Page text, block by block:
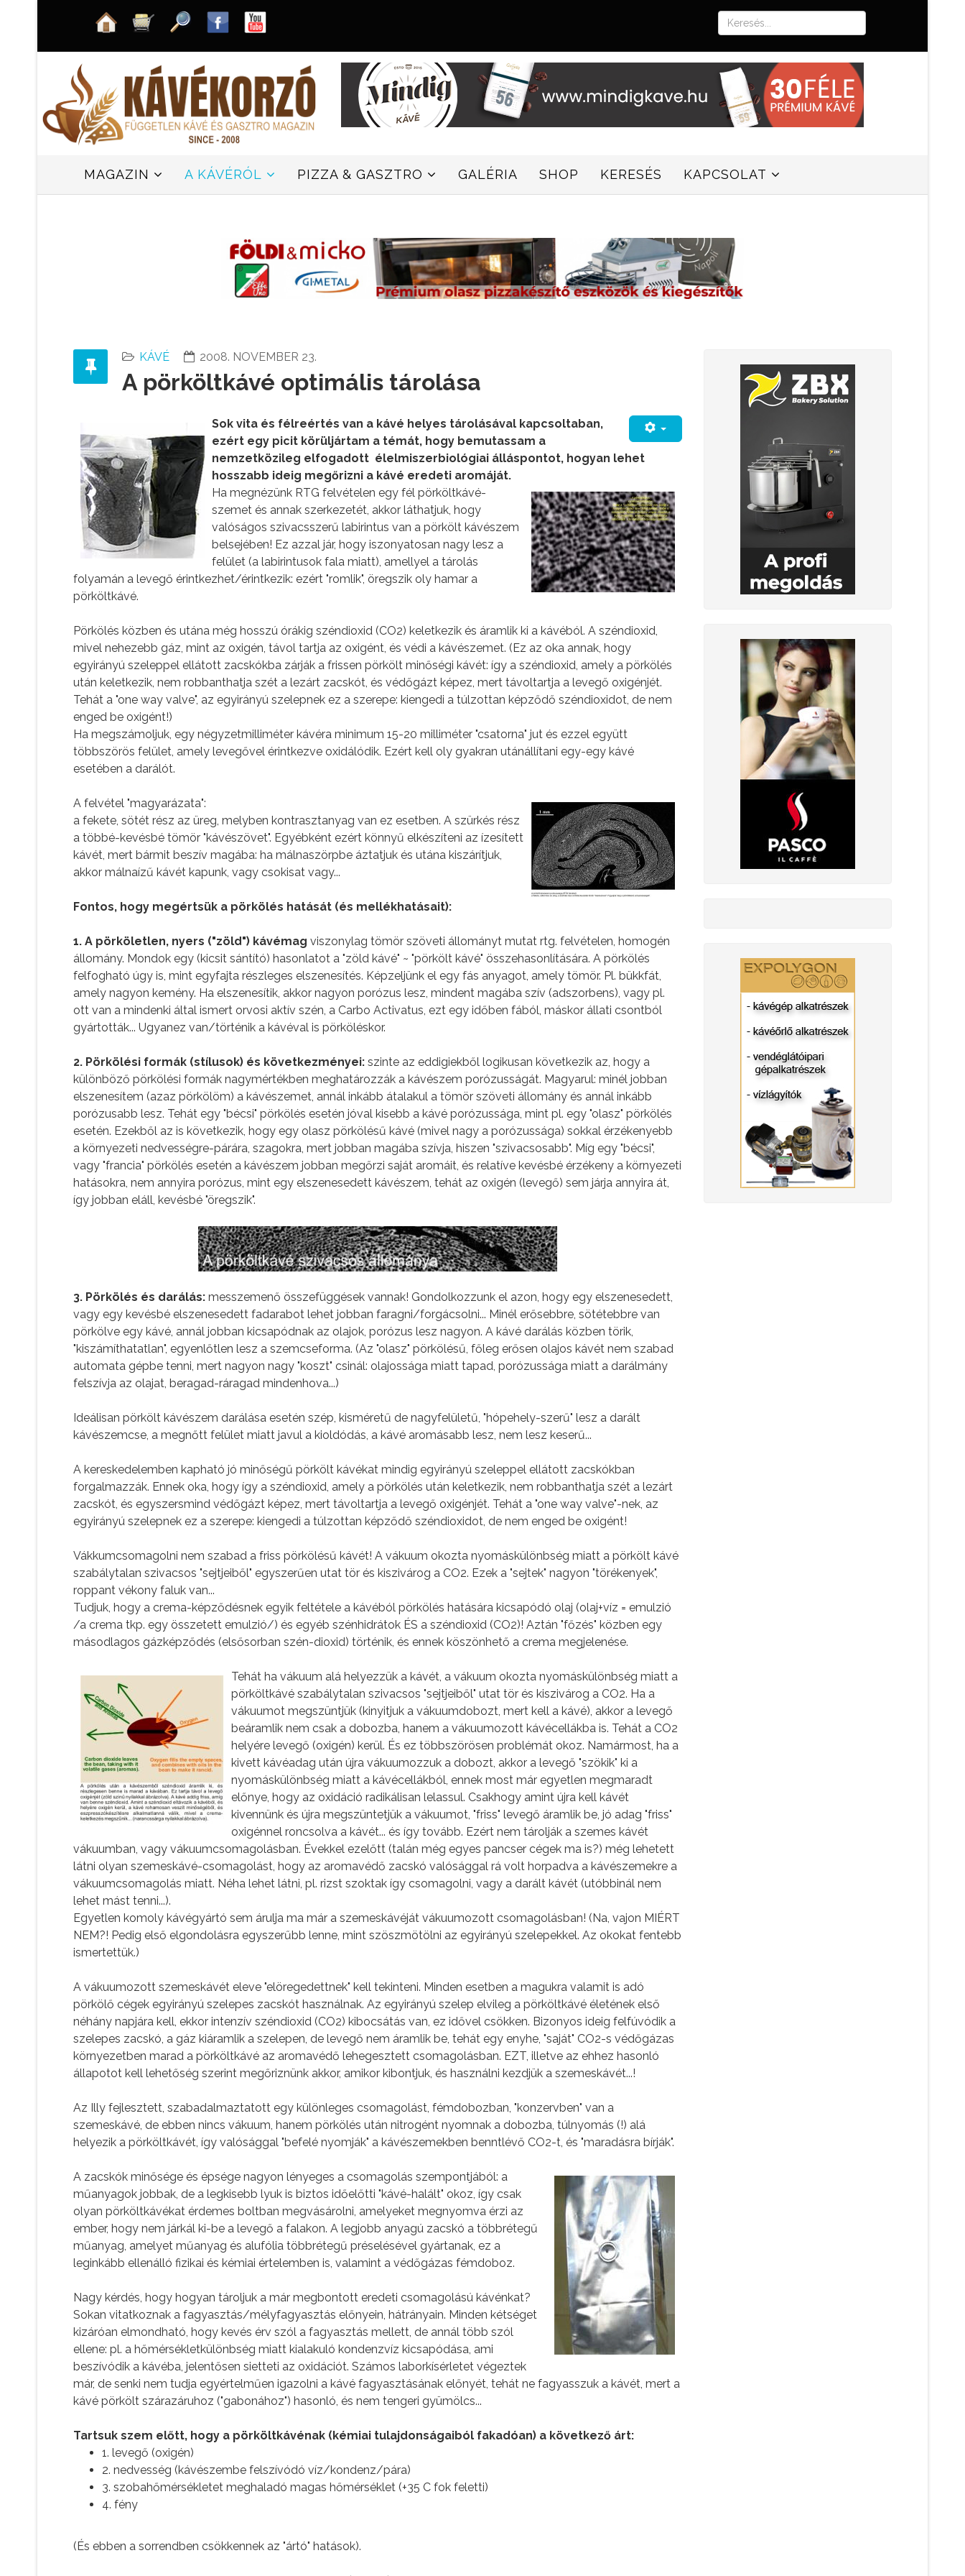
MAGAZIN A KÁVÉRÓL PIZZA & GASZTRO GALÉRIA SHOP KERESÉS KAPCSOLAT
KÁVÉ 2008. NOVEMBER 23.
A pörköltkávé optimális tárolása
Sok vita és félreértés van a kávé helyes tárolásával kapcsoltaban,
ezért egy picit körüljártam a témát, hogy bemutassam a
nemzetközileg elfogadott élelmiszerbiológiai álláspontot, hogyan lehet
hosszabb ideig megőrizni a kávé eredeti aromáját.
Ha megnézünk RTG felvételen egy fél pörköltkávé-
szemet és annak szerkezetét, akkor láthatjuk, hogy
valóságos szivacsszerű labirintus van a pörkölt kávészem
belsejében! Ez azzal jár, hogy iszonyatosan nagy lesz a
felület (a labirintusok fala miatt), amellyel a tárolás
folyamán a levegő érintkezhet/érintkezik: ezért "romlik", öregszik oly hamar a
pörköltkávé.
Pörkölés közben és utána még hosszú órákig széndioxid (CO2) keletkezik és áramlik ki a kávéból. A széndioxid,
mivel nehezebb gáz, mint az oxigén, távol tartja az oxigént, és védi a kávészemet. (Ez az oka annak, hogy
egyirányú szeleppel ellátott zacskókba zárják a frissen pörkölt minőségi kávét: így a széndioxid, amely a pörkölés
után keletkezik, nem robbanthatja szét a lezárt zacskót, és védőgázt képez, mert távoltartja a levegő oxigénjét.
Tehát a "one way valve", az egyirányú szelepnek ez a szerepe: kiengedi a túlzottan képződő széndioxidot, de nem
enged be oxigént!)
Ha megszámoljuk, egy négyzetmilliméter kávéra minimum 15-20 milliméter "csatorna" jut és ezzel együtt
többszörös felület, amely levegővel érintkezve oxidálódik. Ezért kell oly gyakran utánállítani egy-egy kávé
esetében a darálót.
A felvétel "magyarázata":
a fekete, sötét rész az üreg, melyben kontrasztanyag van ez esetben. A szürkés rész
a többé-kevésbé tömör "kávészövet". Egyébként ezért könnyű elkészíteni az ízesített
kávét, mert bármit beszív magába: ha málnaszörpbe áztatjuk és utána kiszárítjuk,
akkor málnaízű kávét kapunk, vagy csokisat vagy...
Fontos, hogy megértsük a pörkölés hatását (és mellékhatásait):
1. A pörköletlen, nyers ("zöld") kávémag viszonylag tömör szöveti állományt mutat rtg. felvételen, homogén
állomány. Mondok egy (kicsit sántító) hasonlatot a "zöld kávé" ~ "pörkölt kávé" összehasonlítására. A pörkölés
felfogható úgy is, mint egyfajta részleges elszenesítés. Képzeljünk el egy fás anyagot, amely tömör. Pl. bükkfát,
amely nagyon kemény. Ha elszenesítik, akkor nagyon porózus lesz, mindent magába szív (adszorbens), vagy pl.
ott van a mindenki által ismert orvosi aktív szén, a Carbo Activatus, ezt egy időben fából, máskor állati csontból
gyártották... Ugyanez van/történik a kávéval is pörköléskor.
2. Pörkölési formák (stílusok) és következményei: szinte az eddigiekből logikusan következik az, hogy a
különböző pörkölési formák nagymértékben meghatározzák a kávészem porózusságát. Magyarul: minél jobban
elszenesítem (azaz pörkölöm) a kávészemet, annál inkább átalakul a tömör szöveti állomány és annál inkább
porózusabb lesz. Tehát egy "bécsi" pörkölés esetén jóval kisebb a kávé porózussága, mint pl. egy "olasz" pörkölés
esetén. Ezekből az is következik, hogy egy olasz pörkölésű kávé (mivel nagy a porózussága) sokkal érzékenyebb
a környezeti nedvességre-párára, szagokra, mert jobban magába szívja, hiszen "szivacsosabb". Míg egy "bécsi",
vagy "francia" pörkölés esetén a kávészem jobban megőrzi saját aromáit, és relatíve kevésbé érzékeny a környezeti
hatásokra, nem annyira porózus, mint egy elszenesedett kávészem, tehát az oxigén (levegő) sem járja annyira át,
így jobban eláll, kevésbé "öregszik".
3. Pörkölés és darálás: messzemenő összefüggések vannak! Gondolkozzunk el azon, hogy egy elszenesedett,
vagy egy kevésbé elszenesedett fadarabot lehet jobban faragni/forgácsolni... Minél erősebbre, sötétebbre van
pörkölve egy kávé, annál jobban kicsapódnak az olajok, porózus lesz nagyon. A kávé darálás közben törik,
"kiszámíthatatlan", egyenlőtlen lesz a szemcseforma. (Az "olasz" pörkölésű, főleg erősen olajos kávét nem szabad
automata gépbe tenni, mert nagyon nagy "koszt" csinál: olajossága miatt tapad, porózussága miatt a darálmány
felszívja az olajat, beragad-ráragad mindenhova...)
Ideálisan pörkölt kávészem darálása esetén szép, kisméretű de nagyfelületű, "hópehely-szerű" lesz a darált
kávészemcse, a megnőtt felület miatt javul a kioldódás, a kávé aromásabb lesz, nem lesz keserű...
A kereskedelemben kapható jó minőségű pörkölt kávékat mindig egyirányú szeleppel ellátott zacskókban
forgalmazzák. Ennek oka, hogy így a széndioxid, amely a pörkölés után keletkezik, nem robbanthatja szét a lezárt
zacskót, és egyszersmind védőgázt képez, mert távoltartja a levegő oxigénjét. Tehát a "one way valve"-nek, az
egyirányú szelepnek ez a szerepe: kiengedi a túlzottan képződő széndioxidot, de nem enged be oxigént!
Vákkumcsomagolni nem szabad a friss pörkölésű kávét! A vákuum okozta nyomáskülönbség miatt a pörkölt kávé
szabálytalan szivacsos "sejtjeiből" egyszerűen utat tör és kiszivárog a CO2. Ezek a "sejtek" nagyon "törékenyek",
roppant vékony faluk van...
Tudjuk, hogy a crema-képződésnek egyik feltétele a kávéból pörkölés hatására kicsapódó olaj (olaj+víz = emulzió
/a crema tkp. egy összetett emulzió/) és egyéb szénhidrátok ÉS a széndioxid (CO2)! Aztán "főzés" közben egy
másodlagos gázképződés (elsősorban szén-dioxid) történik, és ennek köszönhető a crema megjelenése.
Tehát ha vákuum alá helyezzük a kávét, a vákuum okozta nyomáskülönbség miatt a
pörköltkávé szabálytalan szivacsos "sejtjeiből" utat tör és kiszivárog a CO2. Ha a
vákuumot megszüntjük (kinyitjuk a vákuumdobozt, mert kell a kávé), akkor a levegő
beáramlik nem csak a dobozba, hanem a vákuumozott kávécellákba is. Tehát a CO2
helyére levegő (oxigén) kerül. És ez többszörösen problémát okoz. Namármost, ha a
kivett kávéadag után újra vákuumozzuk a dobozt, akkor a levegő "szökik" ki a
nyomáskülönbség miatt a kávécellákból, ennek most már egyetlen megmaradt
előnye, hogy az oxidáció radikálisan lelassul. Csakhogy amint újra kell kávét
kivennünk és újra megszüntetjük a vákuumot, "friss" levegő áramlik be, jó adag "friss"
oxigénnel roncsolva a kávét... és így tovább. Ezért nem tárolják a szemes kávét
vákuumban, vagy vákuumcsomagolásban. Évekkel ezelőtt (talán még egyes pancser cégek ma is?) még lehetett
látni olyan szemeskávé-csomagolást, hogy az aromavédő zacskó valósággal rá volt horpadva a kávészemekre a
vákuumcsomagolás miatt. Néha lehet látni, pl. rizst szoktak így csomagolni, vagy a darált kávét (utóbbinál nem
lehet mást tenni...).
Egyetlen komoly kávégyártó sem árulja ma már a szemeskávéját vákuumozott csomagolásban! (Na, vajon MIÉRT
NEM?! Pedig első elgondolásra egyszerűbb lenne, mint szöszmötölni az egyirányú szelepekkel. Az okokat fentebb
ismertettük.)
A vákuumozott szemeskávét eleve "elöregedettnek" kell tekinteni. Minden esetben a magukra valamit is adó
pörkölő cégek egyirányú szelepes zacskót használnak. Az egyirányú szelep elvileg a pörköltkávé életének első
néhány napjára kell, ekkor intenzív széndioxid (CO2) kibocsátás van, ez idővel csökken. Bizonyos ideig felfúvódik a
szelepes zacskó, a gáz kiáramlik a szelepen, de levegő nem áramlik be, tehát egy enyhe, "saját" CO2-s védőgázas
környezetben marad a pörköltkávé az aromavédő lehegesztett csomagolásban. EZT, illetve az ehhez hasonló
állapotot kell lehetőség szerint megőriznünk akkor, amikor kibontjuk, és használni kezdjük a szemeskávét...!
Az Illy fejlesztett, szabadalmaztatott egy különleges csomagolást, fémdobozban, "konzervben" van a
szemeskávé, de ebben nincs vákuum, hanem pörkölés után nitrogént nyomnak a dobozba, túlnyomás (!) alá
helyezik a pörköltkávét, így valósággal "befelé nyomják" a kávészemekben benntlévő CO2-t, és "maradásra bírják".
A zacskók minősége és épsége nagyon lényeges a csomagolás szempontjából: a
műanyagok jobbak, de a legkisebb lyuk is biztos időelőtti "kávé-halált" okoz, így csak
olyan pörköltkávékat érdemes boltban megvásárolni, amelyeket megnyomva érzi az
ember, hogy nem járkál ki-be a levegő a falakon. A legjobb anyagú zacskó a többrétegű
műanyag, amelyet műanyag és alufólia többrétegű préselésével gyártanak, ez a
leginkább ellenálló fizikai és kémiai értelemben is, valamint a védőgázas fémdoboz.
Nagy kérdés, hogy hogyan tároljuk a már megbontott eredeti csomagolású kávénkat?
Sokan vitatkoznak a fagyasztás/mélyfagyasztás előnyein, hátrányain. Minden kétséget
kizáróan elmondható, hogy kevés érv szól a fagyasztás mellett, de annál több szól
ellene: pl. a hőmérsékletkülönbség miatt kialakuló kondenzvíz kicsapódása, ami
beszívódik a kávéba, jelentősen sietteti az oxidációt. Számos laborkísérletet végeztek
már, de senki nem tudja egyértelműen igazolni a kávé fagyasztásának előnyét, tehát ne fagyasszuk a kávét, mert a
kávé pörkölt szárazáruhoz ("gabonához") hasonló, és nem tengeri gyümölcs...
Tartsuk szem előtt, hogy a pörköltkávénak (kémiai tulajdonságaiból fakadóan) a következő árt:
1. levegő (oxigén)
2. nedvesség (kávészembe felszívódó víz/kondenz/pára)
3. szobahőmérsékletet meghaladó magas hőmérséklet (+35 C fok feletti)
4. fény
(És ebben a sorrendben csökkennek az "ártó" hatások).